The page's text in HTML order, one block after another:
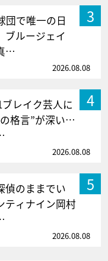
3
団で唯一の日
ルージェイ
…
2026.08.08
4
レイク芸人に
格言”が深い…
2026.08.08
5
偵のままでい
ティナイン岡村
2026.08.08